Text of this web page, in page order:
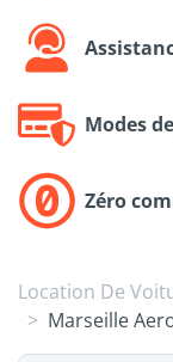
Modes
Zéro
Location De
Marseille